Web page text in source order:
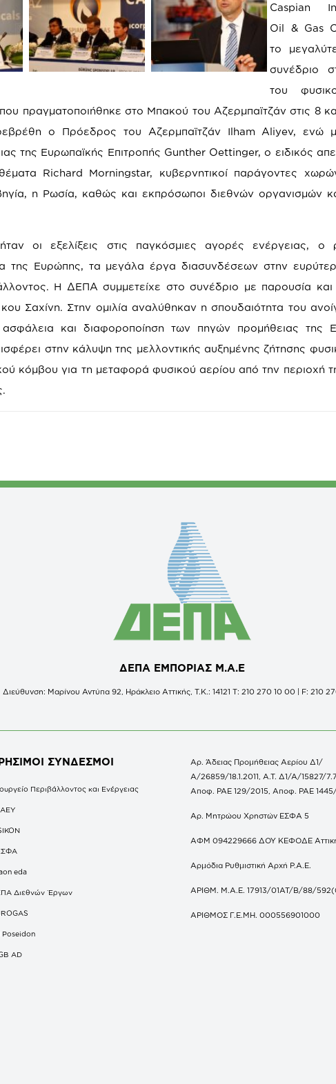
Caspian
Oil & Gas
το
συνέδριο
του
πραγματοποιήθηκε στο Μπακού του Αζερμπαϊτζάν στις 8
ο Πρόεδρος του Αζερμπαϊτζάν Ilham Aliyev, ενώ
της Ευρωπαϊκής Επιτροπής Gunther Oettinger, ο ειδικός
θέματα Richard Morningstar, κυβερνητικοί παράγοντες
η Ρωσία, καθώς και εκπρόσωποι διεθνών οργανισμών
οι εξελίξεις στις παγκόσμιες αγορές ενέργειας, ο
της Ευρώπης, τα μεγάλα έργα διασυνδέσεων στην
Η ΔΕΠΑ συμμετείχε στο συνέδριο με παρουσία και
Σαχίνη. Στην ομιλία αναλύθηκαν η σπουδαιότητα του
και διαφοροποίηση των πηγών προμήθειας της
στην κάλυψη της μελλοντικής αυξημένης ζήτησης
κόμβου για τη μεταφορά φυσικού αερίου από την περιοχή
ΔΕΠΑ ΕΜΠΟΡΙΑΣ Μ.Α.Ε
Διεύθυνση: Μαρίνου Αντύπα 92, Ηράκλειο Αττικής, Τ.Κ.: 14121 Τ: 210 270 10 00 | F: 210
ΣΥΝΔΕΣΜΟΙ
Περιβάλλοντος και Ενέργειας
eda
Διεθνών Έργων
Poseidon
AD
Αρ. Άδειας Προμήθειας Αερίου Δ1/
Α/26859/18.1.2011, Α.Τ. Δ1/Α/15827/
Αποφ. ΡΑΕ 129/2015, Αποφ. ΡΑΕ
Αρ. Μητρώου Χρηστών ΕΣΦΑ 5
ΑΦΜ 094229666 ΔΟΥ ΚΕΦΟΔΕ
Αρμόδια Ρυθμιστική Αρχή Ρ.Α.Ε.
ΑΡΙΘΜ. Μ.Α.Ε. 17913/01ΑΤ/Β/88/
ΑΡΙΘΜΟΣ Γ.Ε.ΜΗ. 000556901000